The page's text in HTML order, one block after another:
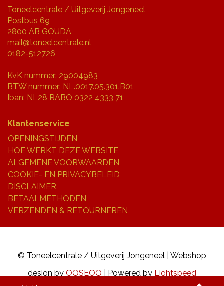
Toneelcentrale / Uitgeverij Jongeneel
Postbus 69
2800 AB GOUDA
mail@toneelcentrale.nl
0182-512726
KvK nummer: 29004983
BTW nummer: NL.0017.05.301.B01
Iban: NL28 RABO 0322 4333 71
Klantenservice
OPENINGSTIJDEN
HOE WERKT DEZE WEBSITE
ALGEMENE VOORWAARDEN
COOKIE- EN PRIVACYBELEID
DISCLAIMER
BETAALMETHODEN
VERZENDEN & RETOURNEREN
© Toneelcentrale / Uitgeverij Jongeneel | Webshop
design by OOSEOO | Powered by Lightspeed